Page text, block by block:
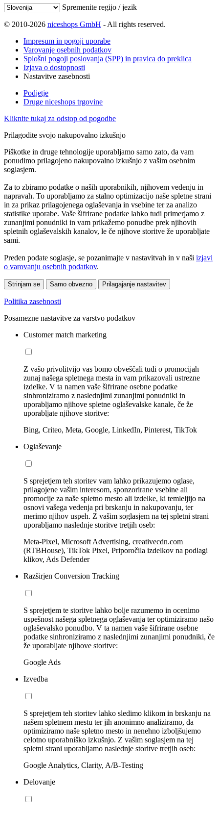
Spremenite regijo / jezik
© 2010-2026 niceshops GmbH - All rights reserved.
Impresum in pogoji uporabe
Varovanje osebnih podatkov
Splošni pogoji poslovanja (SPP) in pravica do preklica
Izjava o dostopnosti
Nastavitve zasebnosti
Podjetje
Druge niceshops trgovine
Kliknite tukaj za odstop od pogodbe
Prilagodite svojo nakupovalno izkušnjo
Piškotke in druge tehnologije uporabljamo samo zato, da vam
ponudimo prilagojeno nakupovalno izkušnjo z vašim osebnim
soglasjem.
Za to zbiramo podatke o naših uporabnikih, njihovem vedenju in
napravah. To uporabljamo za stalno optimizacijo naše spletne strani
in za prikaz prilagojenega oglaševanja in vsebine ter za analizo
statistike uporabe. Vaše šifrirane podatke lahko tudi primerjamo z
zunanjimi ponudniki in vam prikažemo ponudbe prek njihovih
spletnih oglaševalskih kanalov, le če njihove storitve že uporabljate
sami.
Preden podate soglasje, se pozanimajte v nastavitvah in v naši izjavi
o varovanju osebnih podatkov.
Strinjam se Samo obvezno Prilagajanje nastavitev
Politika zasebnosti
Posamezne nastavitve za varstvo podatkov
Customer match marketing
Z vašo privolitvijo vas bomo obveščali tudi o promocijah
zunaj našega spletnega mesta in vam prikazovali ustrezne
izdelke. V ta namen vaše šifrirane osebne podatke
sinhroniziramo z naslednjimi zunanjimi ponudniki in
uporabljamo njihove spletne oglaševalske kanale, če že
uporabljate njihove storitve:
Bing, Criteo, Meta, Google, LinkedIn, Pinterest, TikTok
Oglaševanje
S sprejetjem teh storitev vam lahko prikazujemo oglase,
prilagojene vašim interesom, sponzorirane vsebine ali
promocije za naše spletno mesto ali izdelke, ki temleljijo na
osnovi vašega vedenja pri brskanju in nakupovanju, ter
merimo njihov uspeh. Z vašim soglasjem na tej spletni strani
uporabljamo naslednje storitve tretjih oseb:
Meta-Pixel, Microsoft Advertising, creativecdn.com
(RTBHouse), TikTok Pixel, Priporočila izdelkov na podlagi
klikov, Ads Defender
Razširjen Conversion Tracking
S sprejetjem te storitve lahko bolje razumemo in ocenimo
uspešnost našega spletnega oglaševanja ter optimiziramo našo
oglaševalsko ponudbo. V ta namen vaše šifrirane osebne
podatke sinhroniziramo z naslednjimi zunanjimi ponudniki, če
že uporabljate njihove storitve:
Google Ads
Izvedba
S sprejetjem teh storitev lahko sledimo klikom in brskanju na
našem spletnem mestu ter jih anonimno analiziramo, da
optimiziramo naše spletno mesto in nenehno izboljšujemo
celotno uporabniško izkušnjo. Z vašim soglasjem na tej
spletni strani uporabljamo naslednje storitve tretjih oseb:
Google Analytics, Clarity, A/B-Testing
Delovanje